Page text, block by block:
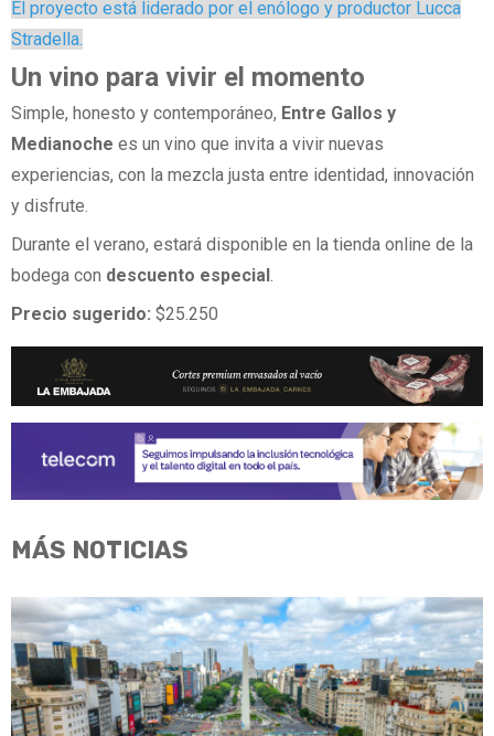
El proyecto está liderado por el enólogo y productor Lucca
Stradella.
Un vino para vivir el momento
Simple, honesto y contemporáneo, Entre Gallos y
Medianoche es un vino que invita a vivir nuevas
experiencias, con la mezcla justa entre identidad, innovación
y disfrute.
Durante el verano, estará disponible en la tienda online de la
bodega con descuento especial .
Precio sugerido: $25.250
MÁS NOTICIAS